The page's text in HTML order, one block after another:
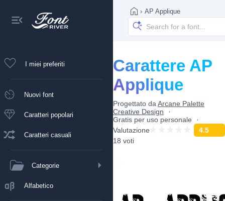
I miei preferiti
Nuovi font
Caratteri popolari
Caratteri casuali
Categorie
Alfabetico
› AP Applique
Carattere AP
Applique
Progettato da Arcane Palette
Creative Design
Gratis per uso personale
Valutazione
4.5
18 voti